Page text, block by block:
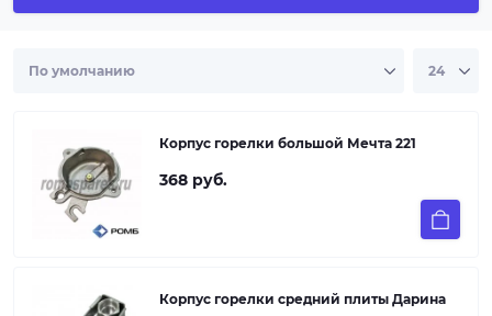
Корпус горелки большой Мечта 221
368 руб.
Корпус горелки средний плиты Дарина